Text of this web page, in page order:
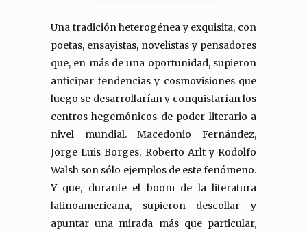
Una tradición heterogénea y exquisita, con
poetas, ensayistas, novelistas y pensadores
que, en más de una oportunidad, supieron
anticipar tendencias y cosmovisiones que
luego se desarrollarían y conquistarían los
centros hegemónicos de poder literario a
nivel mundial. Macedonio Fernández,
Jorge Luis Borges, Roberto Arlt y Rodolfo
Walsh son sólo ejemplos de este fenómeno.
Y que, durante el boom de la literatura
latinoamericana, supieron descollar y
apuntar una mirada más que particular,